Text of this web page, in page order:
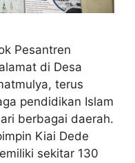
Pesantren
di Desa
terus
pendidikan Islam
berbagai daerah.
Kiai Dede
sekitar 130